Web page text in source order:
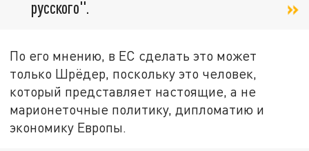
русского".
По его мнению, в ЕС сделать это может
только Шрёдер, поскольку это человек,
который представляет настоящие, а не
марионеточные политику, дипломатию и
экономику Европы.